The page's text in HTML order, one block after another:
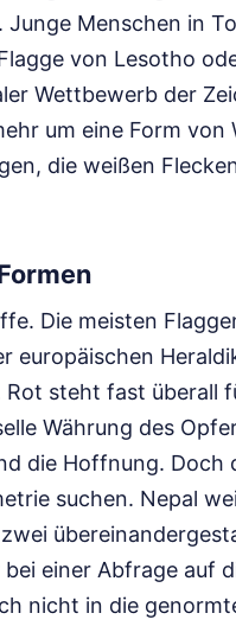
Menschen in
von Lesotho
Wettbewerb der
um eine Form von
die weißen
Die meisten
europäischen
steht fast überall
Währung des
die Hoffnung. Doch
suchen. Nepal
einer Abfrage auf
nicht in die